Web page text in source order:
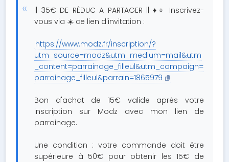
|| 35€ DE RÉDUC A PARTAGER || ♦⭐ Inscrivez-
vous via ☀️ ce lien d'invitation :
https://www.modz.fr/inscription/?
utm_source=modz&utm_medium=mail&utm
_content=parrainage_filleul&utm_campaign=
parrainage_filleul&parrain=1865979
Bon d'achat de 15€ valide après votre
inscription sur Modz avec mon lien de
parrainage.
Une condition : votre commande doit être
supérieure à 50€ pour obtenir les 15€ de